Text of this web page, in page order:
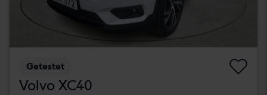
Getestet
Volvo XC40